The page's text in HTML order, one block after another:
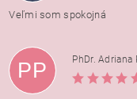
Veľmi som spokojná
PP
PhDr. Adriana